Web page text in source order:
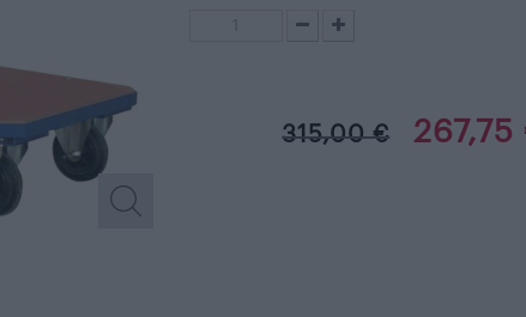
315,00 € 267,75